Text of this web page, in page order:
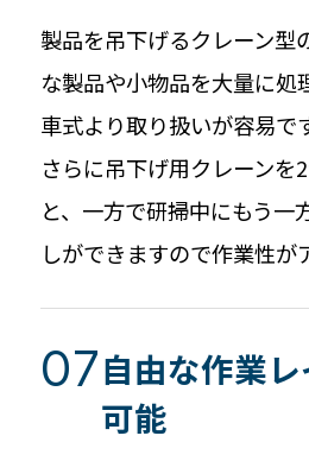
製品を吊下げるクレーン型
な製品や小物品を大量に処
車式より取り扱いが容易で
さらに吊下げ用クレーンを
と、一方で研掃中にもう一
しができますので作業性が
自由な作業
可能